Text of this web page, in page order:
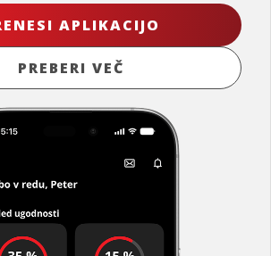
APLIKACIJO
PREBERI VEČ